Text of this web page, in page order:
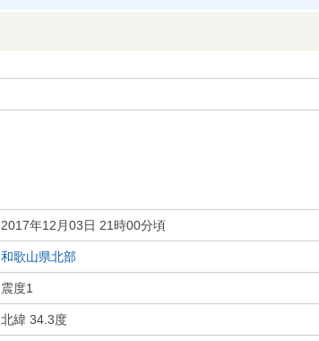
2017年12月03日 21時00分頃
和歌山県北部
震度1
北緯 34.3度